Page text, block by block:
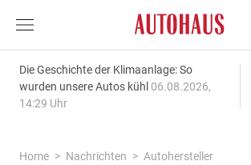
Die Geschichte der Klimaanlage: So
wurden unsere Autos kühl 06.08.2026,
14:29 Uhr
Home Nachrichten
Autohersteller